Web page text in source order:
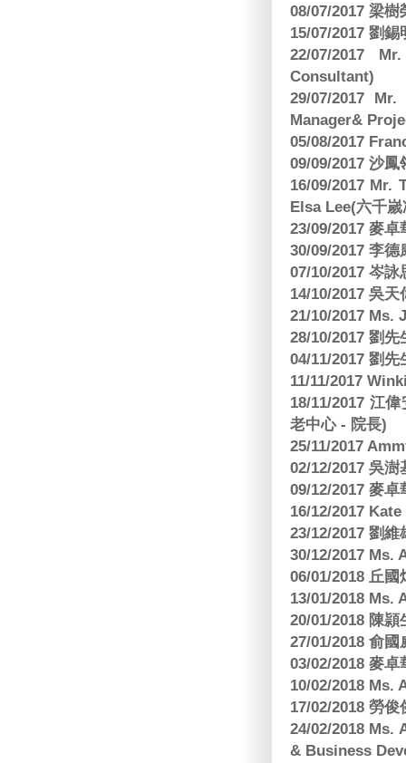
08/07/2017 梁
15/07/2017 劉
22/07/2017
Consultant)
29/07/2017
Manager&
05/08/2017
09/09/2017 沙
16/09/2017 Mr.
Elsa Lee(六千
23/09/2017 麥
30/09/2017 李
07/10/2017 岑
14/10/2017 吳
21/10/2017 Ms.
28/10/2017 劉
04/11/2017 劉
11/11/2017
18/11/2017 江
老中心 - 院長)
25/11/2017
02/12/2017 吳
09/12/2017 麥
16/12/2017
23/12/2017 劉
30/12/2017 Ms.
06/01/2018 丘
13/01/2018 Ms.
20/01/2018 陳
27/01/2018 俞
03/02/2018 麥
10/02/2018 Ms.
17/02/2018 勞
24/02/2018 Ms.
& Business